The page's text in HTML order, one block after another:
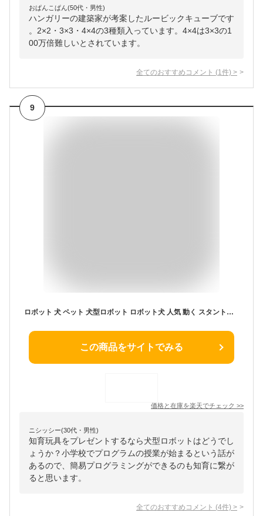
おぱんこぱん(50代・男性)
ハンガリーの建築家が考案したルービックキューブです
。2×2・3×3・4×4の3種類入っています。4×4は3×3の1
00万倍難しいとされています。
全てのおすすめコメント (1 件) >
9
ロボット 犬 ペット 犬型ロボット ロボット犬 人気 動く スタントドッグ ペットロボット プログラミング 誕生日プレゼント 子供 おもちゃ 男の子 女の子 誕生日 プレゼント 小学生 子ども向け 知育玩具 知育おもちゃ 玩具 知育 おもちゃ 贈り物 家族 子ども 孫
この商品をサイトでみる
価格と在庫を楽天でチェック >>
ニシッシー(30代・男性)
知育玩具をプレゼントするなら犬型ロボットはどうでし
ょうか？小学校でプログラムの授業が始まるという話が
あるので、簡易プログラミングができるのも知育に繋が
ると思います。
全てのおすすめコメント (4件) >